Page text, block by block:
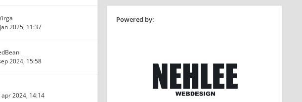
2025, 11:37
2024, 15:58
apr 2024, 14:14
Powered by: